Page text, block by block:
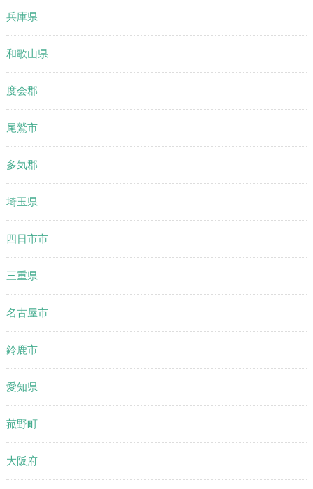
兵庫県
和歌山県
度会郡
尾鷲市
多気郡
埼玉県
四日市市
三重県
名古屋市
鈴鹿市
愛知県
菰野町
大阪府